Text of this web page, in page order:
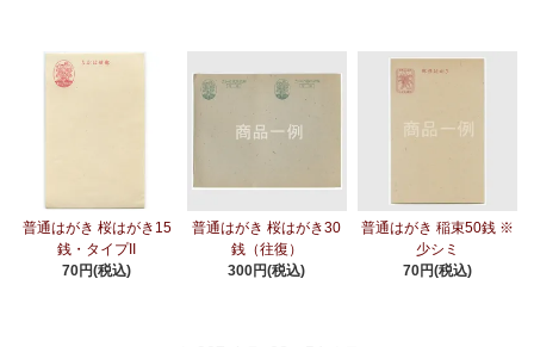
普通はがき 桜はがき15
銭・タイプII
70円(税込)
普通はがき 桜はがき30
銭（往復）
300円(税込)
普通はがき 稲束50銭 ※
少シミ
70円(税込)